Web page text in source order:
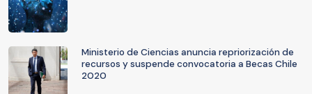
Ministerio de Ciencias anuncia repriorización de
recursos y suspende convocatoria a Becas Chile
2020